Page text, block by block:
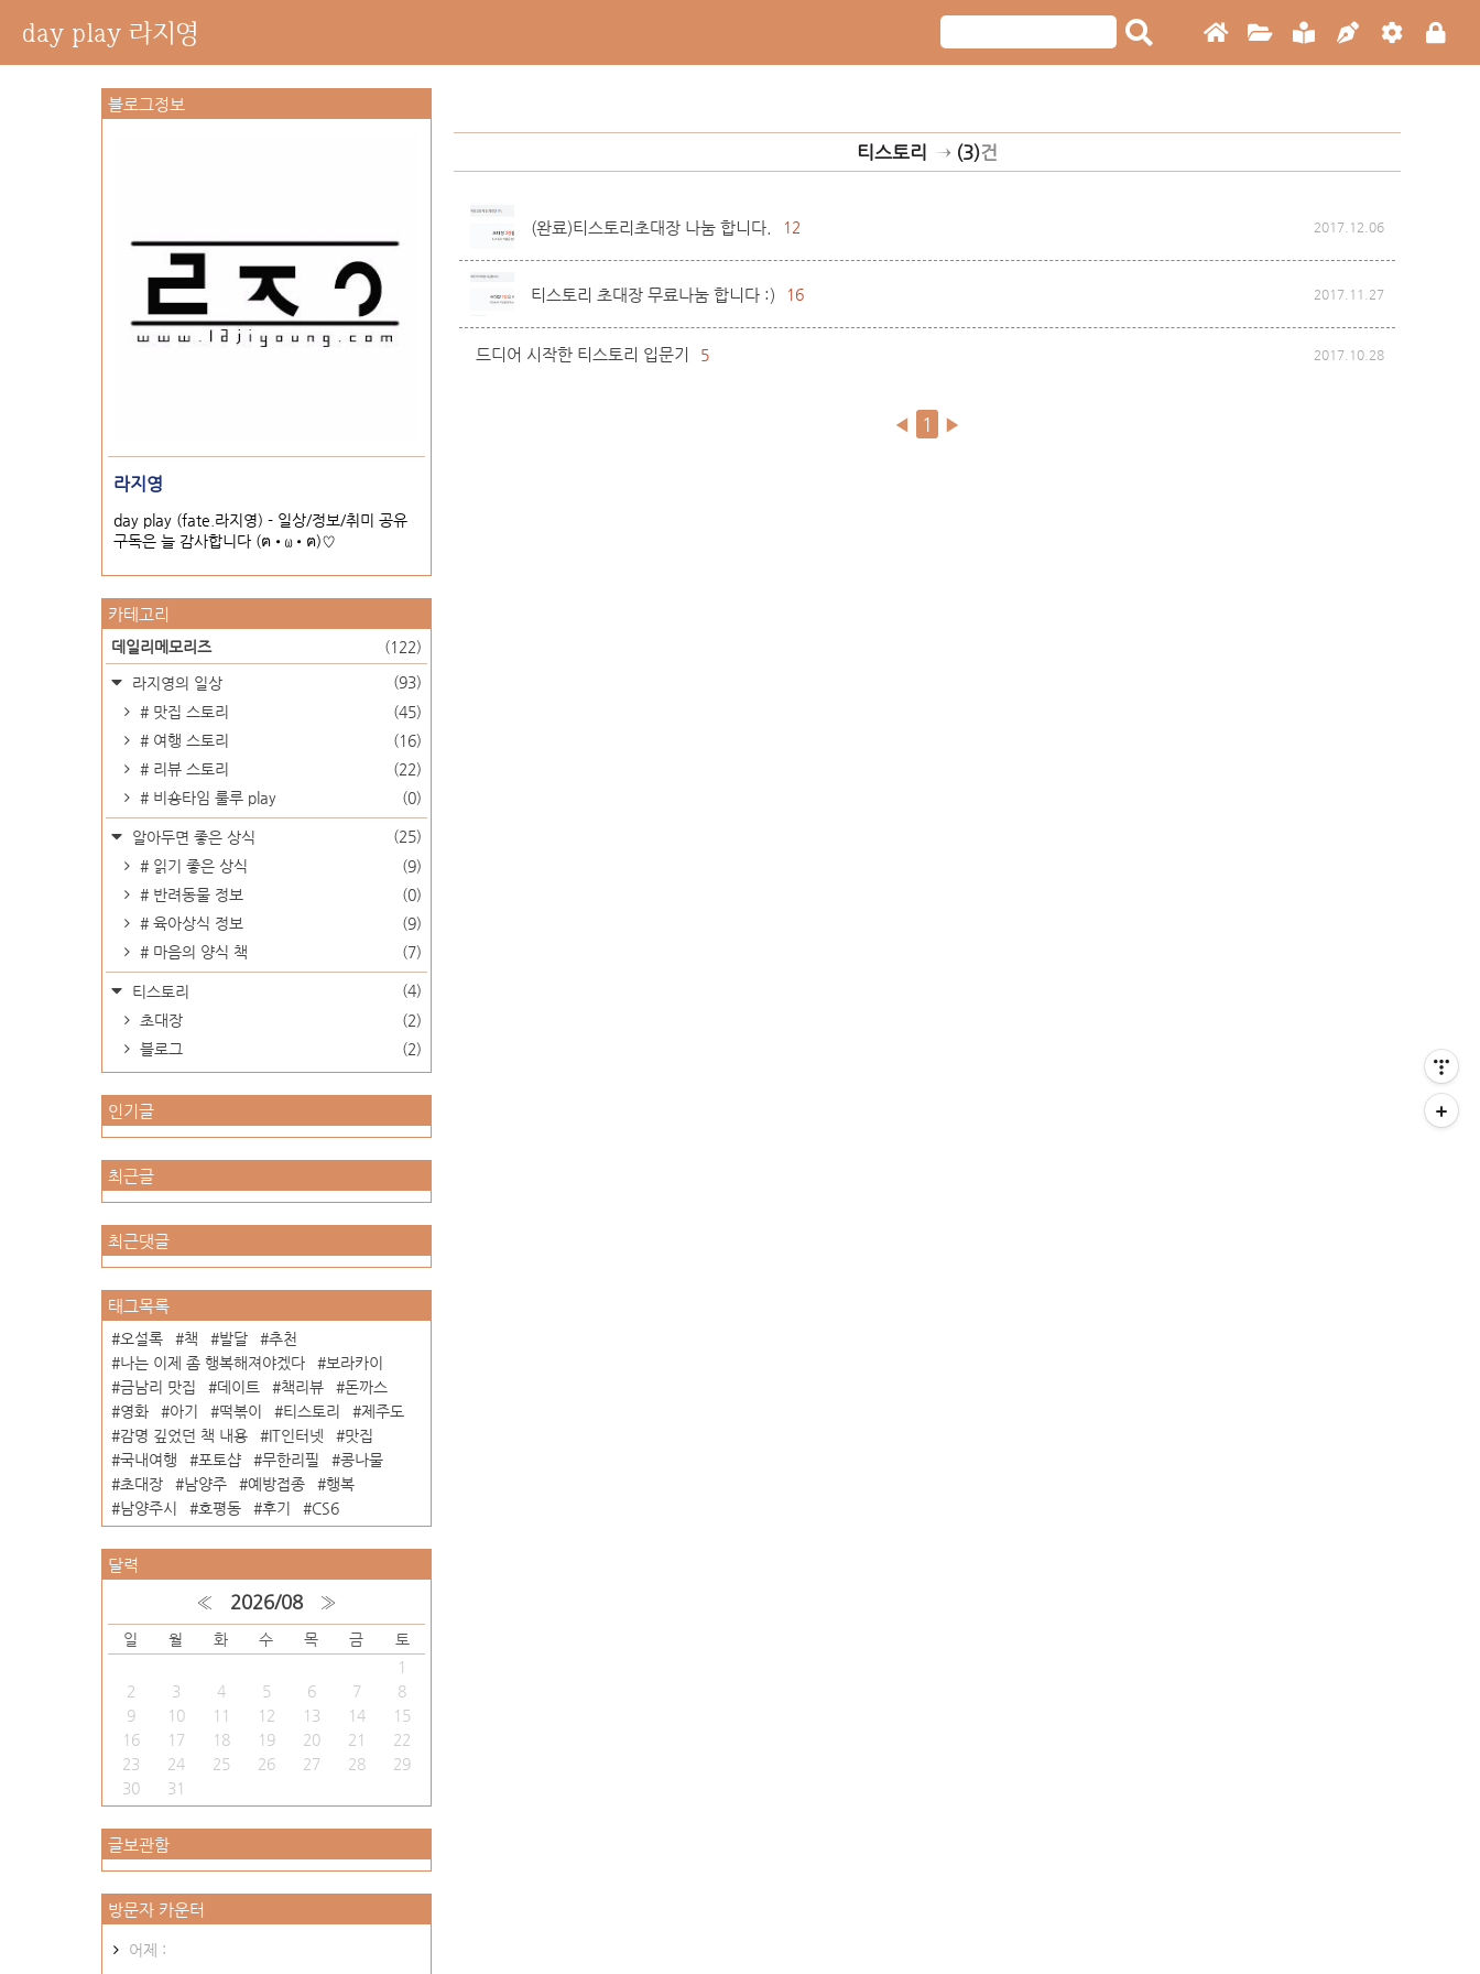
day play 라지영
티스토리 → (3)건
(완료)티스토리초대장 나눔 합니다. 12 2017.12.06
티스토리 초대장 무료나눔 합니다 :) 16 2017.11.27
드디어 시작한 티스토리 입문기 5 2017.10.28
◀ 1 ▶
블로그정보
라지영
day play (fate.라지영) - 일상/정보/취미 공유
구독은 늘 감사합니다 (ฅ•ω•ฅ)♡
카테고리
데일리메모리즈 (122)
라지영의 일상
(93)
# 맛집 스토리
(45)
# 여행 스토리
(16)
# 리뷰 스토리
(22)
# 비숑타임 룰루 play
(0)
알아두면 좋은 상식
(25)
# 읽기 좋은 상식
(9)
# 반려동물 정보
(0)
# 육아상식 정보
(9)
# 마음의 양식 책
(7)
티스토리
(4)
초대장
(2)
블로그
(2)
인기글
최근글
최근댓글
태그목록
오설록 책 발달
추천
나는 이제 좀 행복해져야겠다
보라카이
금남리 맛집
데이트 책리뷰
돈까스
영화
아기 떡볶이 티스토리
제주도
감명 깊었던 책 내용
IT인터넷
맛집
국내여행
포토샵 무한리필
콩나물
초대장
남양주 예방접종
행복
남양주시
호평동 후기 CS6
달력
« 2026/08 »
일 월 화 수 목 금
토
1
2
3 4 5 6 7
8
9
10 11 12 13 14
15
16
17 18 19 20 21
22
23
24 25 26 27 28
29
30
31
글보관함
방문자 카운터
어제 :